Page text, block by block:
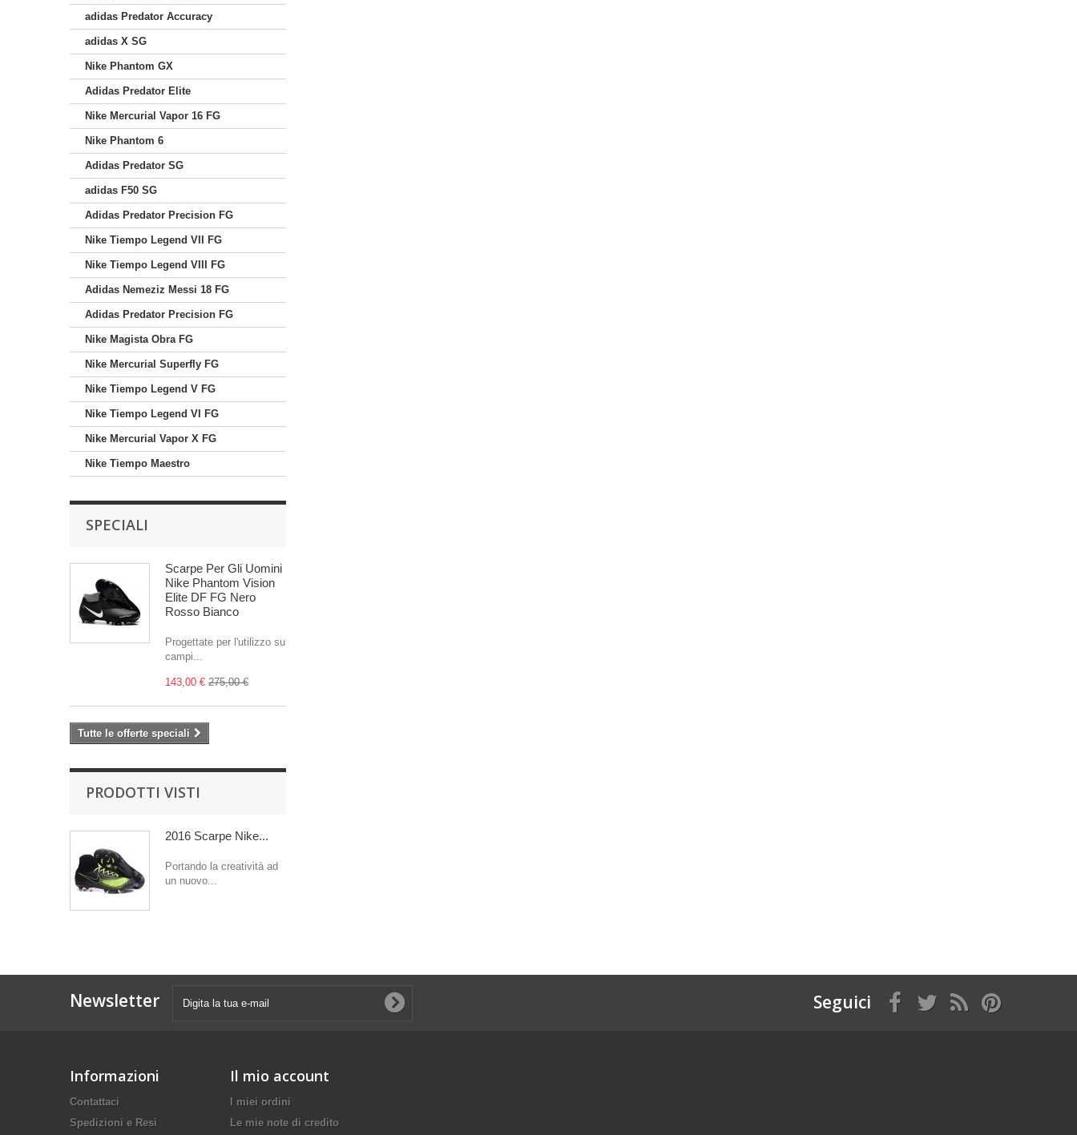
adidas Predator Accuracy
adidas X SG
Nike Phantom GX
Adidas Predator Elite
Nike Mercurial Vapor 16 FG
Nike Phantom 6
Adidas Predator SG
adidas F50 SG
Adidas Predator Precision FG
Nike Tiempo Legend VII FG
Nike Tiempo Legend VIII FG
Adidas Nemeziz Messi 18 FG
Adidas Predator Precision FG
Nike Magista Obra FG
Nike Mercurial Superfly FG
Nike Tiempo Legend V FG
Nike Tiempo Legend VI FG
Nike Mercurial Vapor X FG
Nike Tiempo Maestro
SPECIALI
Scarpe Per Gli Uomini
Nike Phantom Vision
Elite DF FG Nero
Rosso Bianco
Progettate per l'utilizzo su
campi...
143,00 € 275,00 €
Tutte le offerte speciali
PRODOTTI VISTI
2016 Scarpe Nike...
Portando la creatività ad
un nuovo...
Newsletter Seguici
Informazioni
Contattaci
Spedizioni e Resi
Il mio account
I miei ordini
Le mie note di credito